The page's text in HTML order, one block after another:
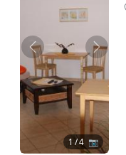
Zurück Weiter
1 / 4 📷